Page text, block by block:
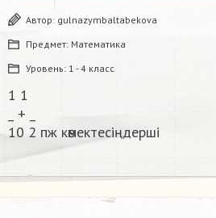
Автор: gulnazymbaltabekova
Предмет: Математика
Уровень: 1 - 4 класс
1 1
_ + _
10 2 пж көмектесіңдерші​